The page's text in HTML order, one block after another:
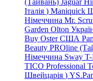
(Тайвань) Jaguar
Італія ) Maniquick
Німеччина Mr.
Garden Olton
Buy Oster США
Beauty PROline
Німеччина Sway T-
TICO Professional
Швейцарія )